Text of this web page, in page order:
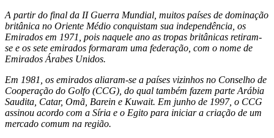
A partir do final da II Guerra Mundial, muitos países de dominação
britânica no Oriente Médio conquistam sua independência, os
Emirados em 1971, pois naquele ano as tropas britânicas retiram-
se e os sete emirados formaram uma federação, com o nome de
Emirados Árabes Unidos.
Em 1981, os emirados aliaram-se a países vizinhos no Conselho de
Cooperação do Golfo (CCG), do qual também fazem parte Arábia
Saudita, Catar, Omã, Barein e Kuwait. Em junho de 1997, o CCG
assinou acordo com a Síria e o Egito para iniciar a criação de um
mercado comum na região.